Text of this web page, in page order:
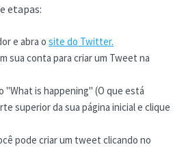
etapas:
e abra o site do Twitter.
sua conta para criar um Tweet na
"What is happening" (O que está
superior da sua página inicial e clique
pode criar um tweet clicando no